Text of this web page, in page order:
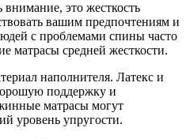
внимание, это жесткость
вашим предпочтениям и
с проблемами спины часто
матрасы средней жесткости.
наполнителя. Латекс и
поддержку и
матрасы могут
уровень упругости.